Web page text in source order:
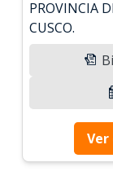
PROVINCIA
CUSCO.